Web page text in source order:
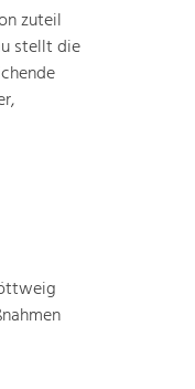
zuteil
stellt die